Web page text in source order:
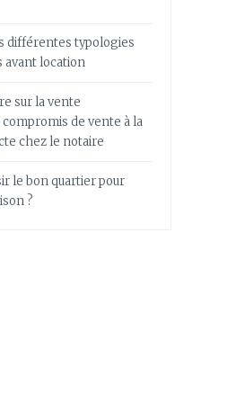
différentes typologies
avant location
sur la vente
de vente à la
chez le notaire
le bon quartier pour
?